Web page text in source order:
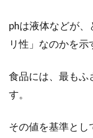
phは液体などが
リ性」なのかを示
食品には、最もふ
す。
その値を基準とし